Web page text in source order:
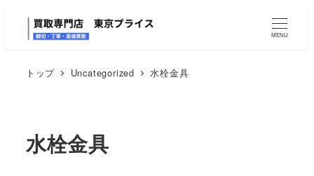
MENU
トップ Uncategorized 水栓金具
水栓金具